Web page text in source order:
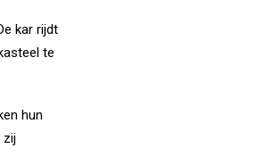
kar rijdt
te
hun
zij